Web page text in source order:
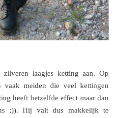
laagjes ketting aan. Op
meiden die veel kettingen
heeft hetzelfde effect maar dan
;)). Hij valt dus makkelijk te